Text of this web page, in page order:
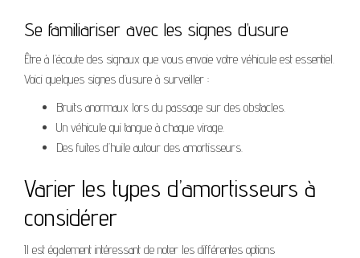
Se familiariser avec les signes d’usure
Être à l’écoute des signaux que vous envoie votre véhicule est essentiel.
Voici quelques signes d’usure à surveiller :
Bruits anormaux lors du passage sur des obstacles.
Un véhicule qui tangue à chaque virage.
Des fuites d’huile autour des amortisseurs.
Varier les types d’amortisseurs à
considérer
Il est également intéressant de noter les différentes options